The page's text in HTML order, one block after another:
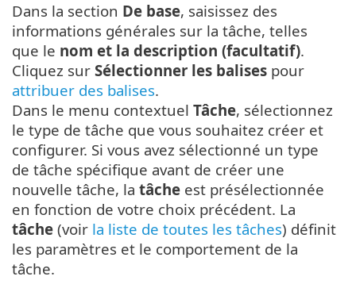
Dans la section De base, saisissez des
informations générales sur la tâche, telles
que le nom et la description (facultatif).
Cliquez sur Sélectionner les balises pour
attribuer des balises.
Dans le menu contextuel Tâche, sélectionnez
le type de tâche que vous souhaitez créer et
configurer. Si vous avez sélectionné un type
de tâche spécifique avant de créer une
nouvelle tâche, la tâche est présélectionnée
en fonction de votre choix précédent. La
tâche (voir la liste de toutes les tâches) définit
les paramètres et le comportement de la
tâche.